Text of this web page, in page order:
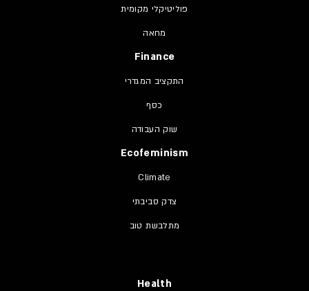
פוליטיקלי מקומית
מחאה
Finance
התקציב המגדרי
כסף
שוק העבודה
Ecofeminism
Climate
צדק סביבתי
מתלבשת טוב
Health